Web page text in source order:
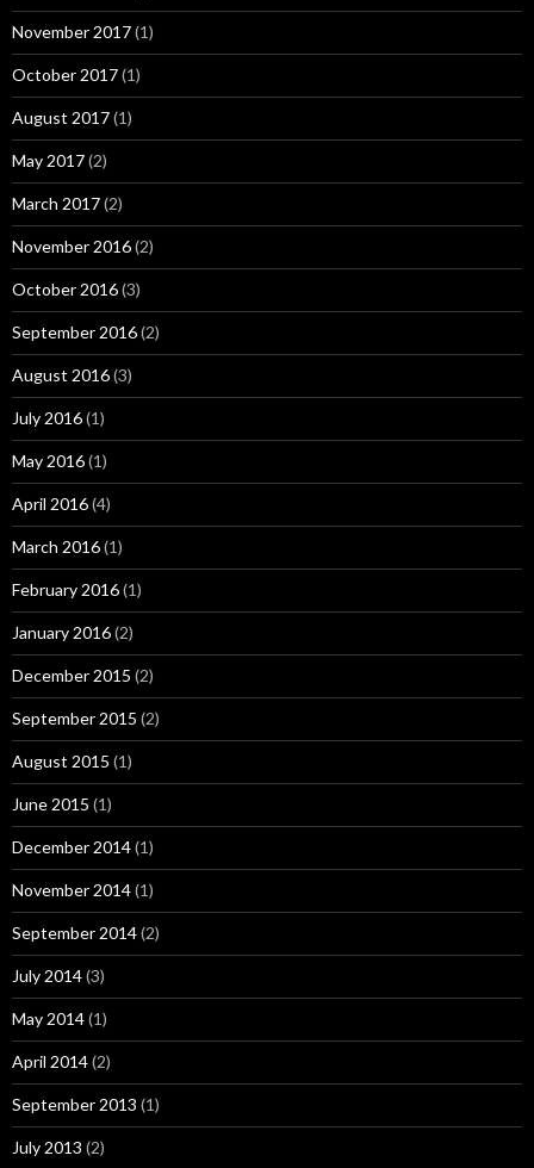
November 2017(1)
October 2017(1)
August 2017(1)
May 2017(2)
March 2017(2)
November 2016(2)
October 2016(3)
September 2016(2)
August 2016(3)
July 2016(1)
May 2016(1)
April 2016(4)
March 2016(1)
February 2016(1)
January 2016(2)
December 2015 (2)
September 2015 (2)
August 2015 (1)
June 2015 (1)
December 2014(1)
November 2014(1)
September 2014(2)
July 2014(3)
May 2014(1)
April 2014(2)
September 2013 (1)
July 2013 (2)